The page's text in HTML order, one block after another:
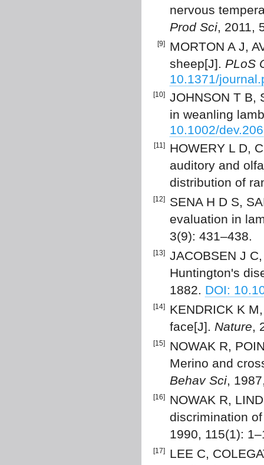
nervous
Prod Sci, 2011,
[9]
MORTON A J,
sheep[J]. PLoS
10.1371/
[10]
JOHNSON T B,
in weanling
10.1002/
[11]
HOWERY L D,
auditory and
distribution of
[12]
SENA H D S,
evaluation in
3(9): 431–438.
[13]
JACOBSEN J
Huntington's
1882. DOI:
[14]
KENDRICK K
face[J]. Nature,
[15]
NOWAK R,
Merino and
Behav Sci,
[16]
NOWAK R,
discrimination
1990, 115(1):
[17]
LEE C,